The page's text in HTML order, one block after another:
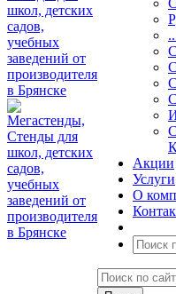
Акции
Услуги
О